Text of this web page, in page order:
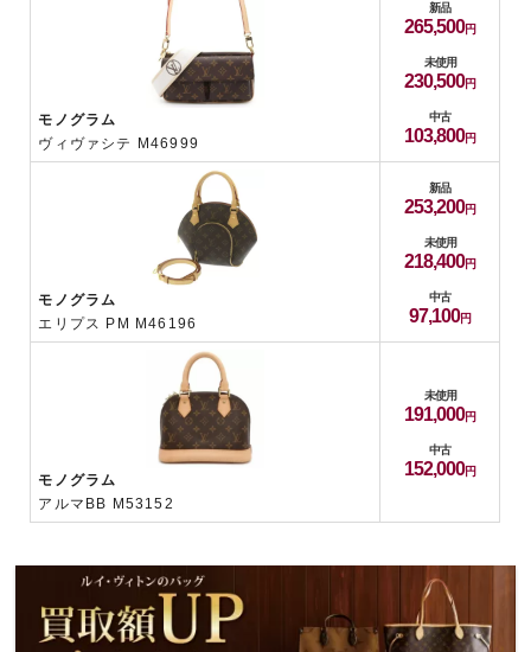
モノグラム
ヴィヴァシテ M46999
新品
265,500
未使用
230,500
中古
103,800
モノグラム
エリプス PM M46196
新品
253,200
未使用
218,400
中古
97,100
モノグラム
アルマBB M53152
未使用
191,000
中古
152,000